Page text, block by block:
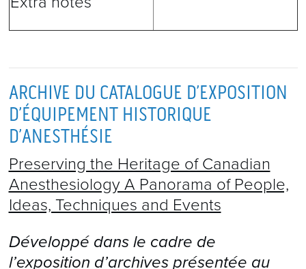
ARCHIVE DU CATALOGUE D’EXPOSITION
D’ÉQUIPEMENT HISTORIQUE
D’ANESTHÉSIE
Preserving the Heritage of Canadian
Anesthesiology A Panorama of People,
Ideas, Techniques and Events
Développé dans le cadre de
l’exposition d’archives présentée au